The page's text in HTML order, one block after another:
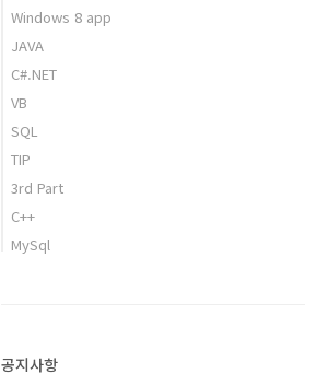
Windows 8 app
JAVA
C#.NET
VB
SQL
TIP
3rd Part
C++
MySql
공지사항